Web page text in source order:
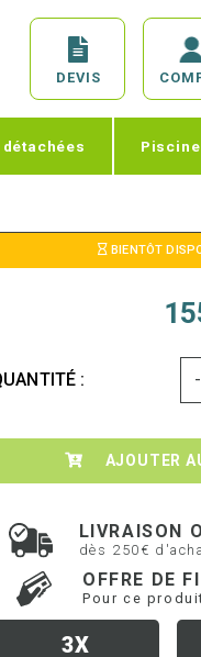
DEVIS
Piscine
BIENTÔT
: -
AJOUTER
LIVRAISON
dès 250€
OFFRE DE
Pour ce
3X